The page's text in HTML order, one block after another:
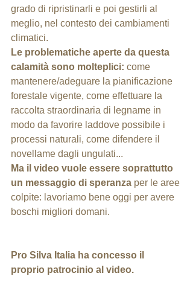
grado di ripristinarli e poi gestirli al
meglio, nel contesto dei cambiamenti
climatici.
Le problematiche aperte da questa
calamità sono molteplici: come
mantenere/adeguare la pianificazione
forestale vigente, come effettuare la
raccolta straordinaria di legname in
modo da favorire laddove possibile i
processi naturali, come difendere il
novellame dagli ungulati...
Ma il video vuole essere soprattutto
un messaggio di speranza per le aree
colpite: lavoriamo bene oggi per avere
boschi migliori domani.
Pro Silva Italia ha concesso il
proprio patrocinio al video.